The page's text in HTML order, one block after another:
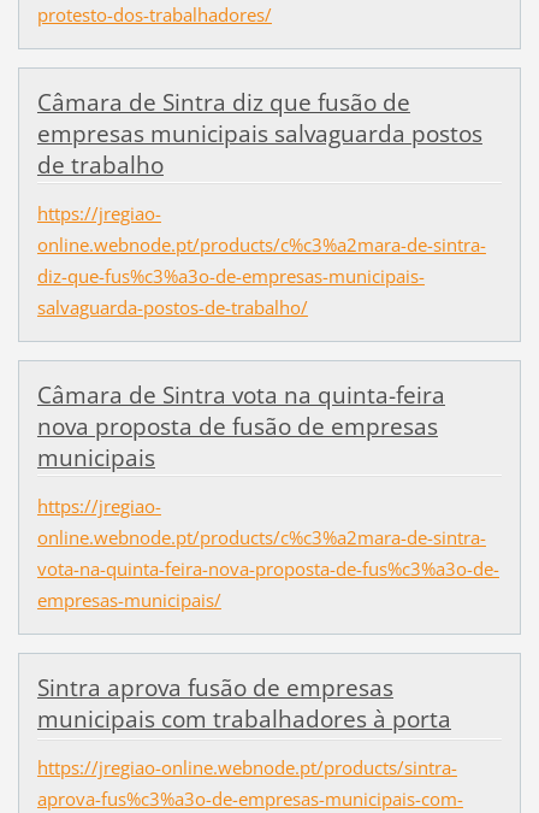
protesto-dos-trabalhadores/
Câmara de Sintra diz que fusão de
empresas municipais salvaguarda postos
de trabalho
https://jregiao-
online.webnode.pt/products/c%c3%a2mara-de-sintra-
diz-que-fus%c3%a3o-de-empresas-municipais-
salvaguarda-postos-de-trabalho/
Câmara de Sintra vota na quinta-feira
nova proposta de fusão de empresas
municipais
https://jregiao-
online.webnode.pt/products/c%c3%a2mara-de-sintra-
vota-na-quinta-feira-nova-proposta-de-fus%c3%a3o-de-
empresas-municipais/
Sintra aprova fusão de empresas
municipais com trabalhadores à porta
https://jregiao-online.webnode.pt/products/sintra-
aprova-fus%c3%a3o-de-empresas-municipais-com-